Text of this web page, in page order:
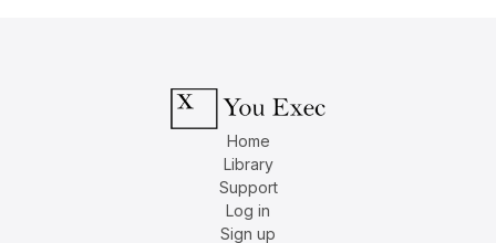
Home
Library
Support
Log in
Sign up